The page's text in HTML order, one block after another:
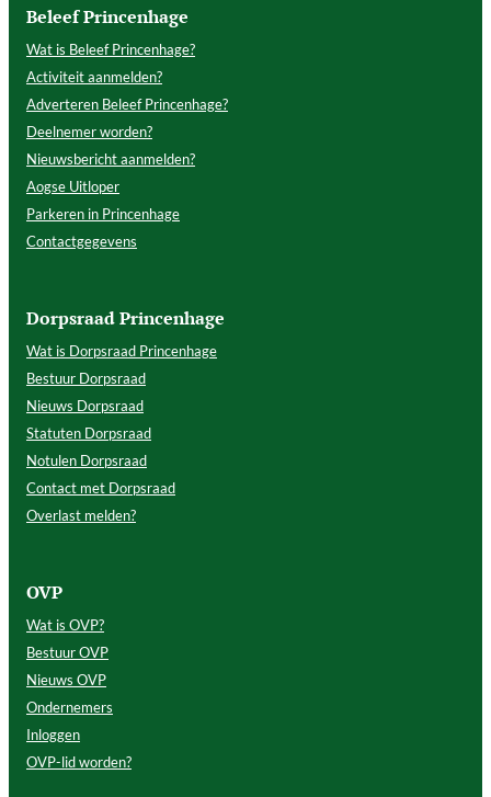
Beleef Princenhage
Wat is Beleef Princenhage?
Activiteit aanmelden?
Adverteren Beleef Princenhage?
Deelnemer worden?
Nieuwsbericht aanmelden?
Aogse Uitloper
Parkeren in Princenhage
Contactgegevens
Dorpsraad Princenhage
Wat is Dorpsraad Princenhage
Bestuur Dorpsraad
Nieuws Dorpsraad
Statuten Dorpsraad
Notulen Dorpsraad
Contact met Dorpsraad
Overlast melden?
OVP
Wat is OVP?
Bestuur OVP
Nieuws OVP
Ondernemers
Inloggen
OVP-lid worden?